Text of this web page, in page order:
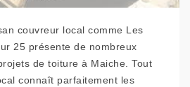
couvreur local comme Les
25 présente de nombreux
de toiture à Maiche. Tout
connaît parfaitement les